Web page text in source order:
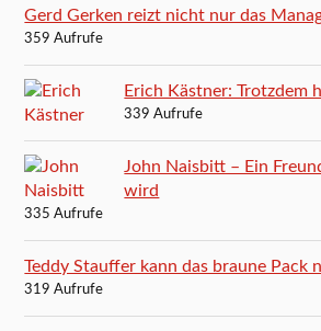
Gerd Gerken reizt nicht nur das
359 Aufrufe
Erich Kästner: Trotzdem
339 Aufrufe
John Naisbitt – Ein
wird
335 Aufrufe
Teddy Stauffer kann das braune Pack
319 Aufrufe